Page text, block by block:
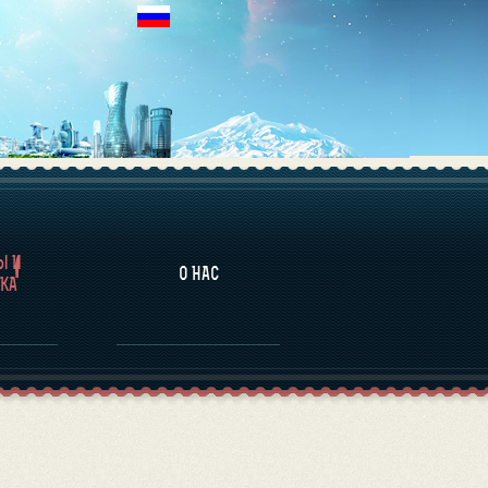
И
О НАС